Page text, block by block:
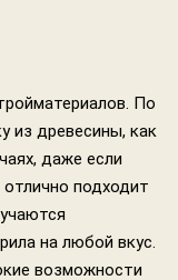
По
из древесины, как
даже если
подходит
на любой вкус.
возможности